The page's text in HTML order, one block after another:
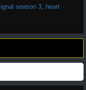
season 3, heart